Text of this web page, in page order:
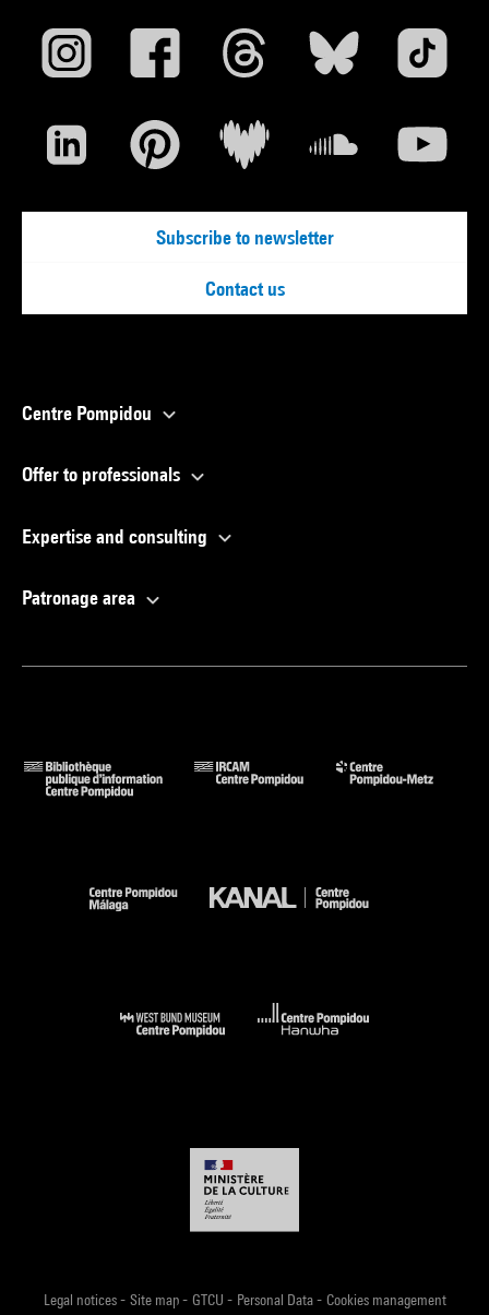
Subscribe to newsletter
Contact us
Centre Pompidou
Offer to professionals
Expertise and consulting
Patronage area
Legal notices- Site map- GTCU - Personal Data- Cookies management